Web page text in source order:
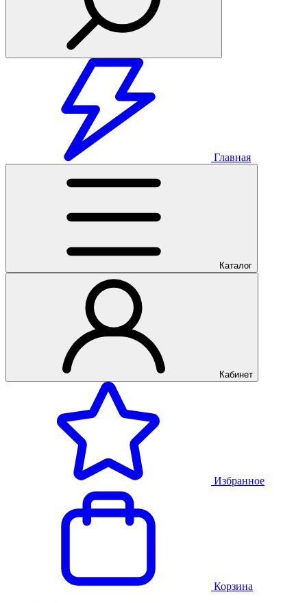
Главная
Каталог
Кабинет
Избранное
Корзина